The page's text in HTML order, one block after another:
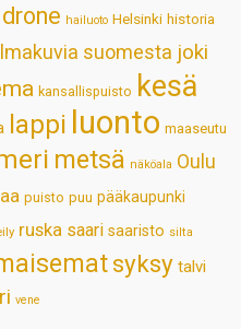
n
s
t
drone hailuoto Helsinki historia
suomesta joki
kansallispuisto kesä
lappi luonto maaseutu
metsä näköala Oulu
puisto puu pääkaupunki
ruska saari saaristo silta
syksy talvi
vene